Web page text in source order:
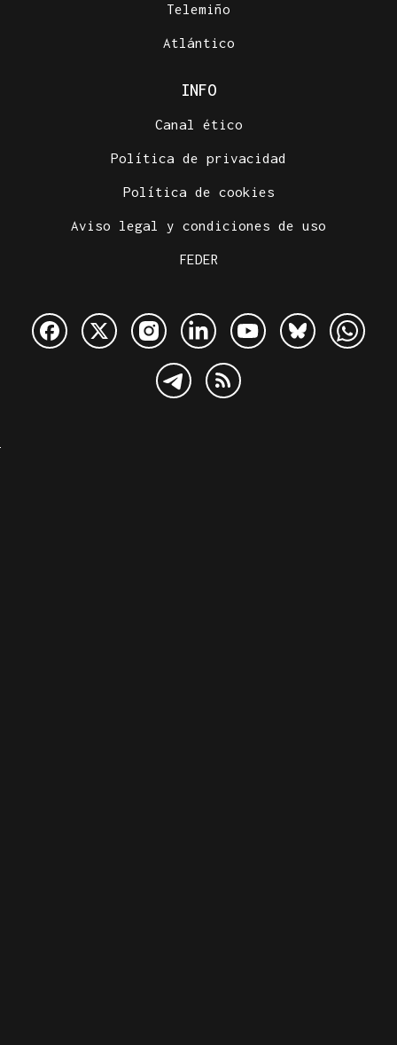
Telemiño
Atlántico
INFO
Canal ético
Política de privacidad
Política de cookies
Aviso legal y condiciones de uso
FEDER